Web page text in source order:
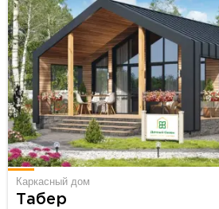
Каркасный дом
Табер